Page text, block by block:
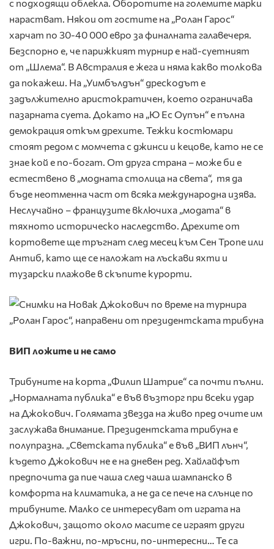
с подходящи облекла. Оборотите на големите марки
нарастват. Някои от гостите на „Ролан Гарос“
харчат по 30-40 000 евро за финалната галавечеря.
Безспорно е, че парижкият турнир е най-суетният
от „Шлема“. В Австралия е жега и няма какво толкова
да покажеш. На „Уимбълдън“ дрескодът е
задължително аристократичен, което ограничава
пазарната суета. Докато на „Ю Ес Оупън“ е пълна
демокрация откъм дрехите. Тежки костюмари
стоят редом с момчета с джинси и кецове, като не се
знае кой е по-богат. От друга страна – може би е
естествено в „модната столица на света“, тя да
бъде неотменна част от всяка международна изява.
Неслучайно – французите включиха „модата“ в
тяхното историческо наследство. Дрехите от
кортовете ще тръгнат след месец към Сен Тропе или
Антиб, като ще се наложат на лъскави яхти и
тузарски плажове в скъпите курорти.
ВИП ложите и не само
Трибуните на корта „Филип Шатрие“ са почти пълни.
„Нормалната публика“ е във възторг при всеки удар
на Джокович. Голямата звезда на живо пред очите им
заслужава внимание. Президентската трибуна е
полупразна. „Светската публика“ е във „ВИП лънч“,
където Джокович не е на дневен ред. Хайлайфът
предпочита да пие чаша след чаша шампанско в
комфорта на климатика, а не да се пече на слънце по
трибуните. Малко се интересуват от играта на
Джокович, защото около масите се играят други
игри. По-важни, по-мръсни, по-интересни… Те са